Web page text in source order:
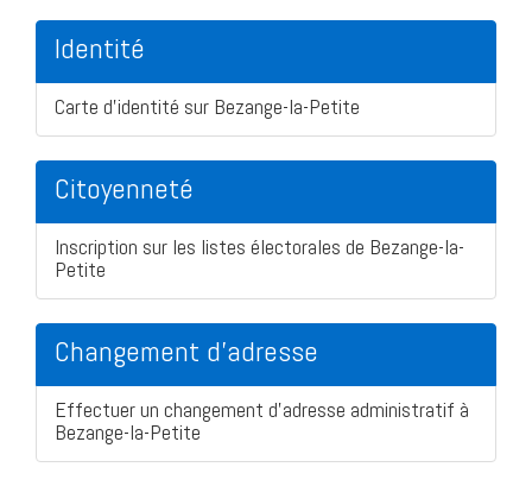
Identité
Carte d'identité sur Bezange-la-Petite
Citoyenneté
Inscription sur les listes électorales de Bezange-la-
Petite
Changement d'adresse
Effectuer un changement d'adresse administratif à
Bezange-la-Petite